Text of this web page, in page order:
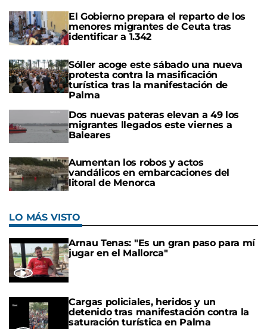
El Gobierno prepara el reparto de los
menores migrantes de Ceuta tras
identificar a 1.342
Sóller acoge este sábado una nueva
protesta contra la masificación
turística tras la manifestación de
Palma
Dos nuevas pateras elevan a 49 los
migrantes llegados este viernes a
Baleares
Aumentan los robos y actos
vandálicos en embarcaciones del
litoral de Menorca
LO MÁS VISTO
Arnau Tenas: "Es un gran paso para mí
jugar en el Mallorca"
Cargas policiales, heridos y un
detenido tras manifestación contra la
saturación turística en Palma